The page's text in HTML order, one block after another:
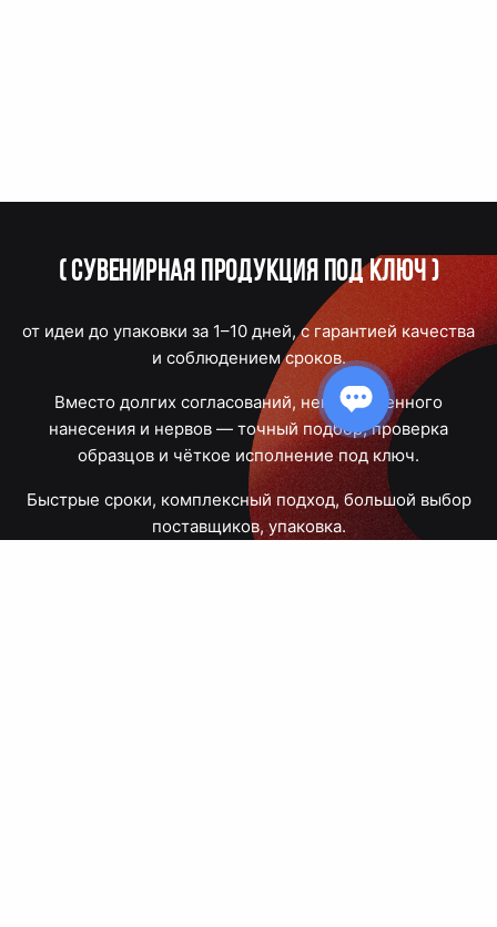
(Сувенирная продукция под ключ)
от идеи до упаковки за 1–10 дней, с гарантией качества
и соблюдением сроков.
Вместо долгих согласований, некачественного
нанесения и нервов — точный подбор, проверка
образцов и чёткое исполнение под ключ.
Быстрые сроки, комплексный подход, большой выбор
поставщиков, упаковка.